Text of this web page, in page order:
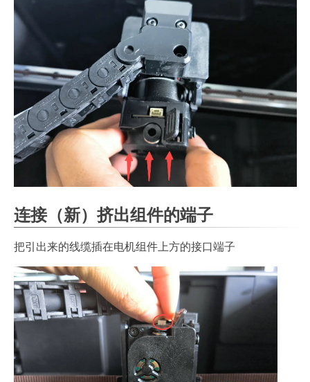
连接（新）挤出组件的端子
把引出来的线缆插在电机组件上方的接口端子